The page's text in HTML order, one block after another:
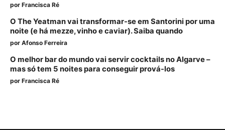
por Francisca Ré
O The Yeatman vai transformar-se em Santorini por uma
noite (e há mezze, vinho e caviar). Saiba quando
por Afonso Ferreira
O melhor bar do mundo vai servir cocktails no Algarve –
mas só tem 5 noites para conseguir prová-los
por Francisca Ré